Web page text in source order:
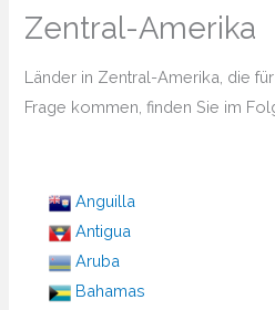
Zentral-Amerika
Länder in Zentral-Amerika, die
Frage kommen, finden Sie im
Anguilla
Antigua
Aruba
Bahamas